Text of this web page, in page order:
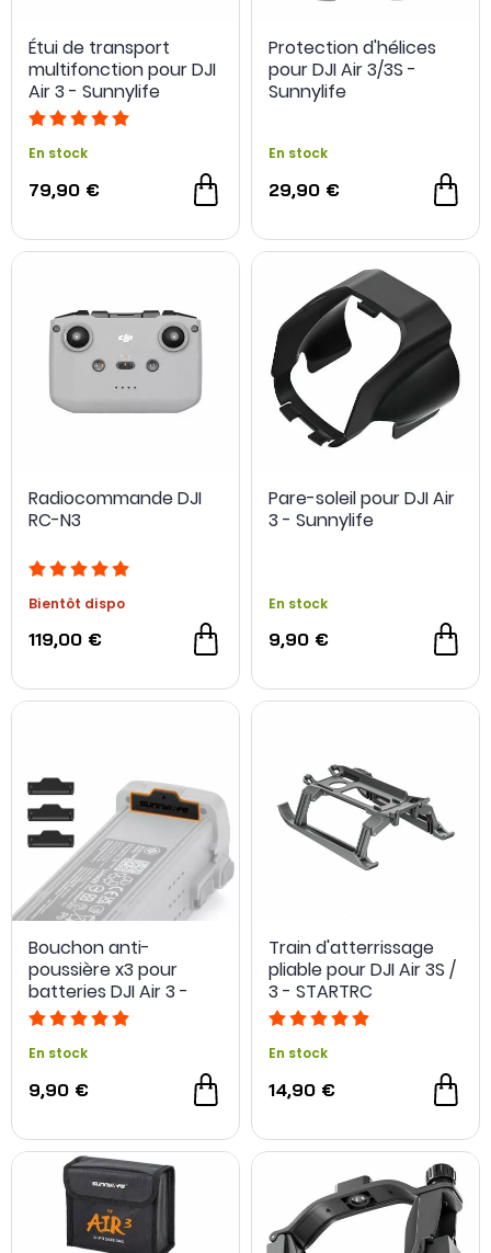
Étui de transport
multifonction pour DJI
Air 3 - Sunnylife
En stock
79,90 €
Protection d'hélices
pour DJI Air 3/3S -
Sunnylife
En stock
29,90 €
Radiocommande DJI
RC-N3
Bientôt dispo
119,00 €
Pare-soleil pour DJI Air
3 - Sunnylife
En stock
9,90 €
Bouchon anti-
poussière x3 pour
batteries DJI Air 3 -
Sunnylife
En stock
9,90 €
Train d'atterrissage
pliable pour DJI Air 3S /
3 - STARTRC
En stock
14,90 €